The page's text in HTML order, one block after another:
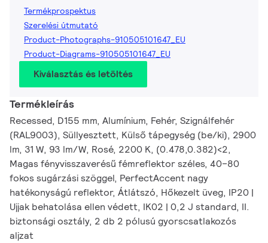
Termékprospektus
Szerelési útmutató
Product-Photographs-910505101647_EU
Product-Diagrams-910505101647_EU
Kiválasztás és letöltés
Termékleírás
Recessed, D155 mm, Alumínium, Fehér, Szignálfehér
(RAL9003), Süllyesztett, Külső tápegység (be/ki), 2900
lm, 31 W, 93 lm/W, Rosé, 2200 K, (0.478,0.382)<2,
Magas fényvisszaverésű fémreflektor széles, 40–80
fokos sugárzási szöggel, PerfectAccent nagy
hatékonyságú reflektor, Átlátszó, Hőkezelt üveg, IP20 |
Ujjak behatolása ellen védett, IK02 | 0,2 J standard, II.
biztonsági osztály, 2 db 2 pólusú gyorscsatlakozós
aljzat